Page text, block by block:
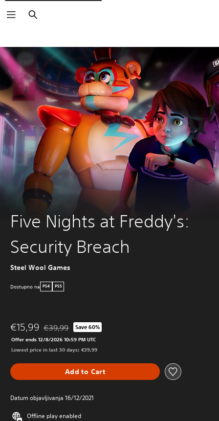
Pretraži
Five Nights at Freddy's:
Security Breach
Steel Wool Games
Dostupno na PS4 PS5
€15,99 Discounted from original price of €39,99
€39,99 Save 60%
Offer ends 12/8/2026 10:59 PM UTC
Lowest price in last 30 days: €39,99
Add to Cart
Datum objavljivanja 16/12/2021
Offline play enabled